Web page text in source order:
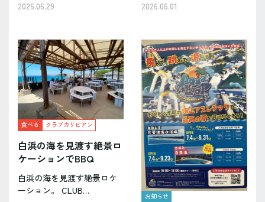
のチャレンジを最大限にサ
各方面の募集サイト、
SNS、提携SHOP様からのご
予約も…
2026.06.29
ーさ”が段違い。 海鮮も肉
ランク上がる。 白浜の海を
眺めながら、じゅわっと焼
ける音が最高のスパイ…
2026.06.01
食べる クラブカリビアン
白浜の海を見渡す絶景ロ
ケーションでBBQ
白浜の海を見渡す絶景ロケ
ーション。 CLUB
お知らせ